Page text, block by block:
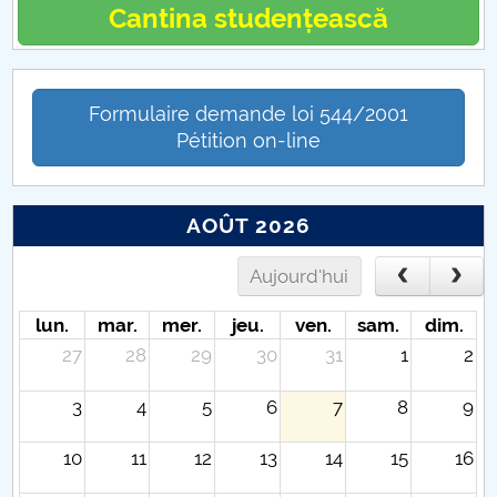
Cantina studențească
Formulaire demande loi 544/2001
Pétition on-line
AOÛT 2026
Aujourd'hui
lun. mar. mer. jeu. ven. sam.
dim.
27
28 29 30 31 1 2
3 4 5 6 7 8 9
10 11 12 13 14 15 16